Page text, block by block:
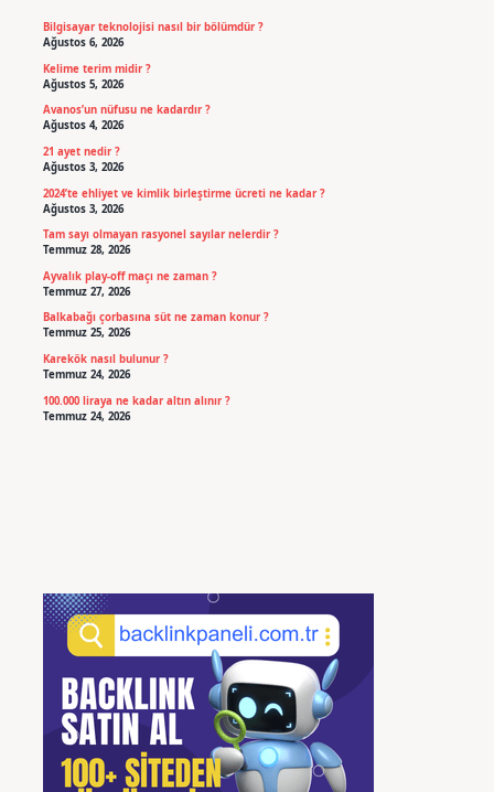
Bilgisayar teknolojisi nasıl bir bölümdür ?
Ağustos 6, 2026
Kelime terim midir ?
Ağustos 5, 2026
Avanos’un nüfusu ne kadardır ?
Ağustos 4, 2026
21 ayet nedir ?
Ağustos 3, 2026
2024’te ehliyet ve kimlik birleştirme ücreti ne kadar ?
Ağustos 3, 2026
Tam sayı olmayan rasyonel sayılar nelerdir ?
Temmuz 28, 2026
Ayvalık play-off maçı ne zaman ?
Temmuz 27, 2026
Balkabağı çorbasına süt ne zaman konur ?
Temmuz 25, 2026
Karekök nasıl bulunur ?
Temmuz 24, 2026
100.000 liraya ne kadar altın alınır ?
Temmuz 24, 2026